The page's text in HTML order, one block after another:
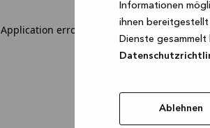
Informationen
ihnen bereitgestellt
Dienste
Ablehnen
Application error: a client-side exception